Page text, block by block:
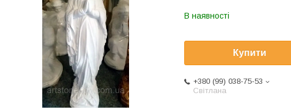
В наявності
Купити
+380 (99) 038-75-53
Світлана